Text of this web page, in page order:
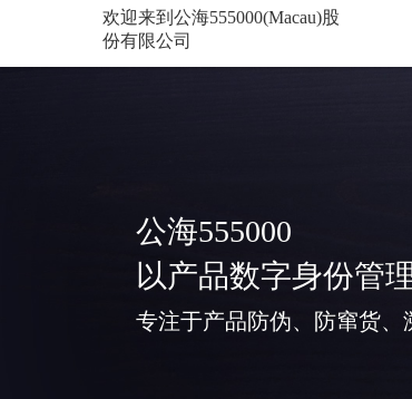
欢迎来到公海555000(Macau)股
份有限公司
公海555000
以产品数字身份管
专注于产品防伪、防窜货